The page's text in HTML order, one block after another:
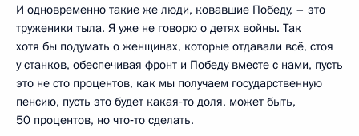
И одновременно такие же люди, ковавшие Победу, – это
труженики тыла. Я уже не говорю о детях войны. Так
хотя бы подумать о женщинах, которые отдавали всё, стоя
у станков, обеспечивая фронт и Победу вместе с нами, пусть
это не сто процентов, как мы получаем государственную
пенсию, пусть это будет какая‑то доля, может быть,
50 процентов, но что‑то сделать.